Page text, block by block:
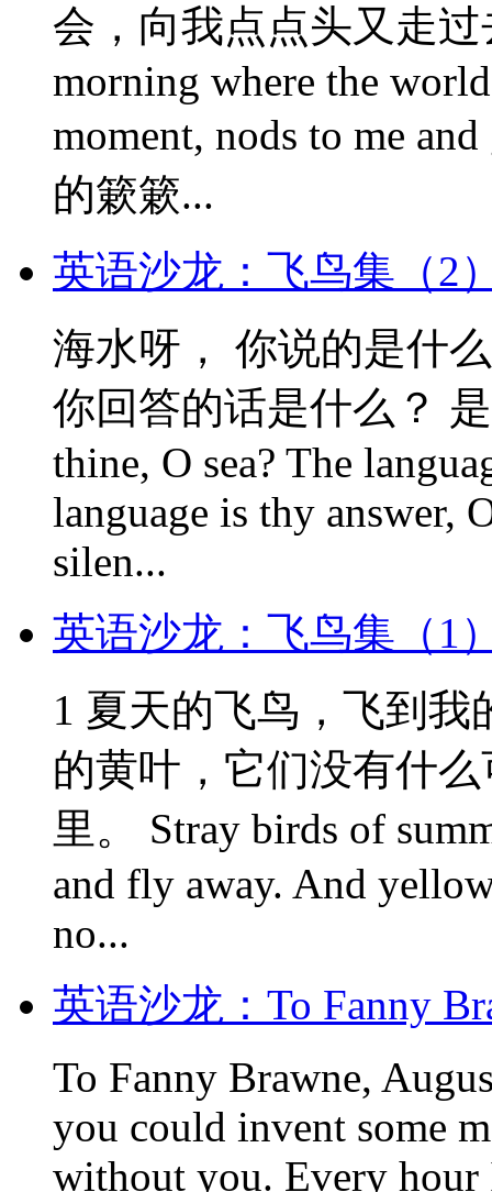
会，向我点点头又走过
morning where the
moment, nods to me
的簌簌...
英语沙龙：飞鸟集（2
海水呀， 你说的是什
你回答的话是什么？
thine, O sea? The
language is thy answer,
silen...
英语沙龙：飞鸟集（1
1 夏天的飞鸟，飞到
的黄叶，它们没有什
里。 Stray birds of
and fly away. And
no...
英语沙龙：To Fanny
To Fanny Brawne,
you could invent some
without you. Every hour